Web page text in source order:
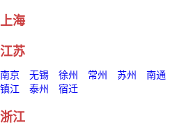
上海
江苏
南京 无锡 徐州 常州 苏州 南通
镇江
泰州 宿迁
浙江